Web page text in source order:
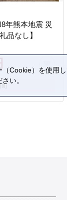
年熊本地震 災
品なし】
Cookie）を使用
い。